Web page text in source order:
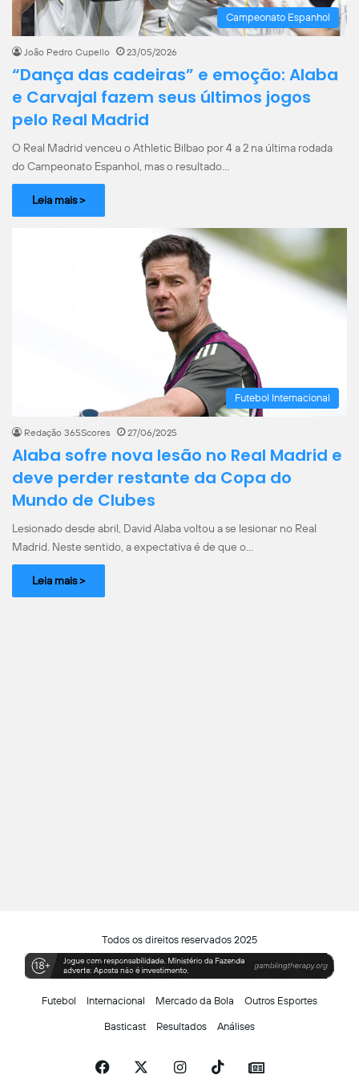
Campeonato Espanhol
João Pedro Cupello 23/05/2026
“Dança das cadeiras” e emoção: Alaba
e Carvajal fazem seus últimos jogos
pelo Real Madrid
O Real Madrid venceu o Athletic Bilbao por 4 a 2 na última rodada
do Campeonato Espanhol, mas o resultado…
Leia mais >
Futebol Internacional
Redação 365Scores 27/06/2025
Alaba sofre nova lesão no Real Madrid e
deve perder restante da Copa do
Mundo de Clubes
Lesionado desde abril, David Alaba voltou a se lesionar no Real
Madrid. Neste sentido, a expectativa é de que o…
Leia mais >
Todos os direitos reservados 2025
Futebol Internacional Mercado da Bola Outros Esportes
Basticast Resultados Análises
Facebook InstagramTikTokSiga-